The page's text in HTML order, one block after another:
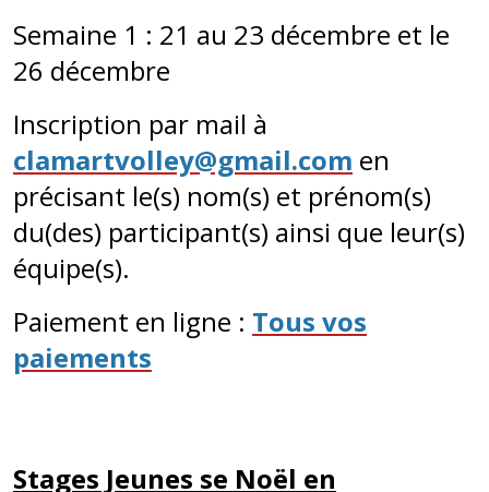
Semaine 1 : 21 au 23 décembre et le
26 décembre
Inscription par mail à
clamartvolley@gmail.com en
précisant le(s) nom(s) et prénom(s)
du(des) participant(s) ainsi que leur(s)
équipe(s).
Paiement en ligne : Tous vos
paiements
Stages Jeunes se Noël en